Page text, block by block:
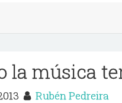
la música
Rubén Pedreira